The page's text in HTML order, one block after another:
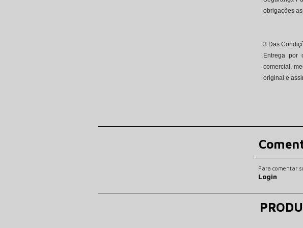
obrigações
3.Das
Entrega por
comercial,
original e
20/11/2000 e
PORTARIA
Para comentar
Login